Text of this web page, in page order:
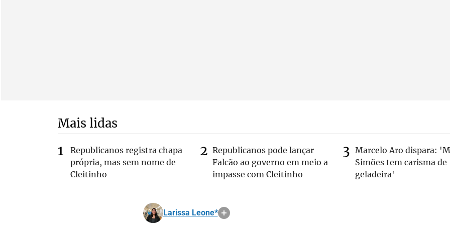
Mais lidas
Republicanos registra chapa
própria, mas sem nome de
Cleitinho
Republicanos pode lançar
Falcão ao governo em meio a
impasse com Cleitinho
Marcelo Aro dispara:
Simões tem carisma de
geladeira'
Larissa Leone*